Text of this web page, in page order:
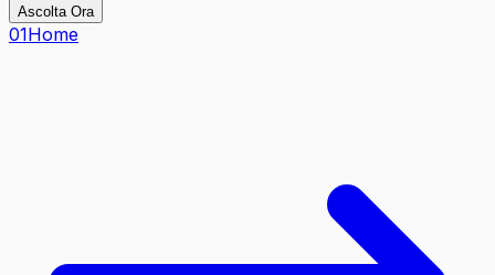
Ascolta Ora
01Home